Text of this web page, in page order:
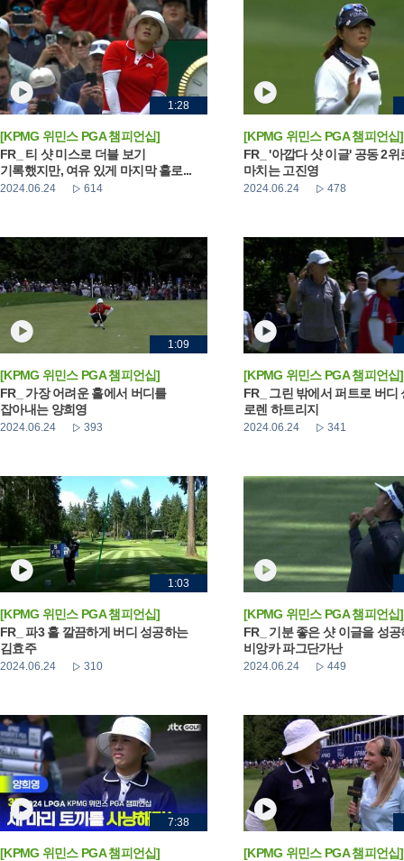
1:28
[KPMG 위민스 PGA 챔피언십]
FR_ 티 샷 미스로 더블 보기
기록했지만, 여유 있게 마지막 홀로...
2024.06.24 614
[KPMG 위민스 PGA 챔피언십]
FR_ '아깝다 샷 이글' 공동 2위
마치는 고진영
2024.06.24 478
1:09
[KPMG 위민스 PGA 챔피언십]
FR_ 가장 어려운 홀에서 버디를
잡아내는 양희영
2024.06.24 393
[KPMG 위민스 PGA 챔피언십]
FR_ 그린 밖에서 퍼트로 버디
로렌 하트리지
2024.06.24 341
1:03
[KPMG 위민스 PGA 챔피언십]
FR_ 파3 홀 깔끔하게 버디 성공하는
김효주
2024.06.24 310
[KPMG 위민스 PGA 챔피언십]
FR_ 기분 좋은 샷 이글을 성공
비앙카 파그단가난
2024.06.24 449
7:38
[KPMG 위민스 PGA 챔피언십]
[KPMG 위민스 PGA 챔피언십]